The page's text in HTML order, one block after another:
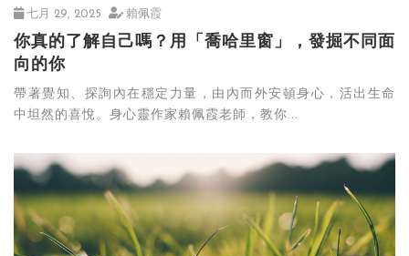
七月 29, 2025 賴佩霞
你真的了解自己嗎？用「喬哈里窗」，發掘不同面
向的你
帶著覺知、探詢內在穩定力量，由內而外安頓身心，活出生命
中坦然的喜悅。身心靈作家賴佩霞老師，教你...